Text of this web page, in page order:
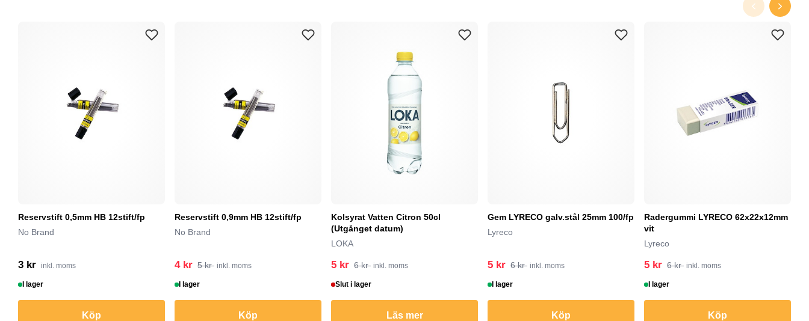
Reservstift 0,5mm HB 12stift/fp
No Brand
3 kr inkl. moms
I lager
Köp
Reservstift 0,9mm HB 12stift/fp
No Brand
4 kr 5 kr inkl. moms
I lager
Köp
Kolsyrat Vatten Citron 50cl
(Utgånget datum)
LOKA
5 kr 6 kr inkl. moms
Slut i lager
Läs mer
Gem LYRECO galv.stål 25mm 100/fp
Lyreco
5 kr 6 kr inkl. moms
I lager
Köp
Radergummi LYRECO 62x22x12mm
vit
Lyreco
5 kr 6 kr inkl. moms
I lager
Köp